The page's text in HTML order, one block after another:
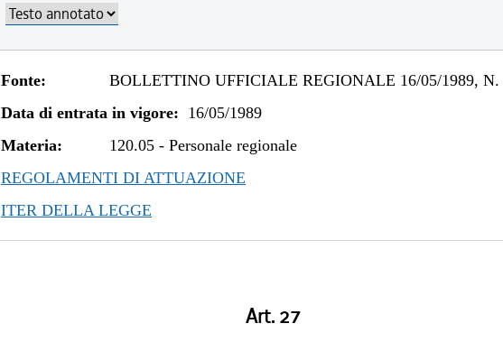
Fonte:
BOLLETTINO UFFICIALE REGIONALE 16/05/1989, N.
Data di entrata in vigore: 16/05/1989
Materia:
120.05 -Personale regionale
REGOLAMENTI DI ATTUAZIONE
ITER DELLA LEGGE
Art. 27